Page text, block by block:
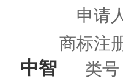
申请
中智
商标注
类号